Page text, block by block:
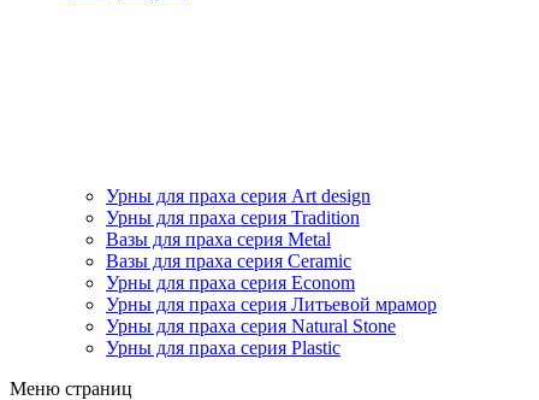
Урны для праха серия Art design
Урны для праха серия Tradition
Вазы для праха серия Metal
Вазы для праха серия Ceramic
Урны для праха серия Econom
Урны для праха серия Литьевой мрамор
Урны для праха серия Natural Stone
Урны для праха серия Plastic
Меню страниц